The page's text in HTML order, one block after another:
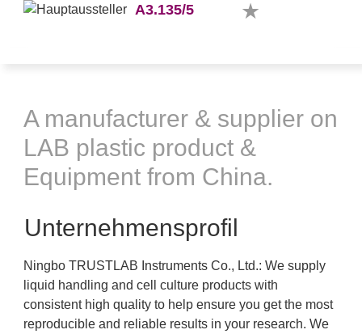
A3.135/5
A manufacturer & supplier on
LAB plastic product &
Equipment from China.
Unternehmensprofil
Ningbo TRUSTLAB Instruments Co., Ltd.: We supply
liquid handling and cell culture products with
consistent high quality to help ensure you get the most
reproducible and reliable results in your research. We